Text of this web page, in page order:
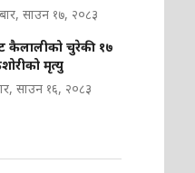
साउन १७, २०८३
कैलालीको चुरेकी १७
मृत्यु
साउन १६, २०८३